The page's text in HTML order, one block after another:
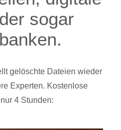
sogar
gelöschte Dateien wieder
Experten. Kostenlose
4 Stunden: